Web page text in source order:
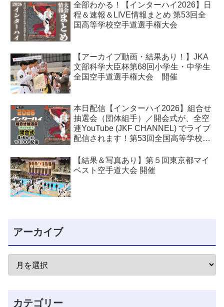
全部わかる！【インターハイ2026】日
程＆速報＆LIVE情報まとめ 第53回全
国高等学校空手道選手権大会
【アーカイブ動画・結果あり！】JKA
文部科学大臣杯第68回小学生・中学生
全国空手道選手権大会 開催
本日配信【インターハイ2026】組合せ
抽選会（団体組手）／開会式が、全空
連YouTube (JKF CHANNEL) でライブ
配信されます！第53回全国高等学校空
【結果＆写真あり】第５回東京都マイ
ベスト空手道大会 開催
アーカイブ
カテゴリー